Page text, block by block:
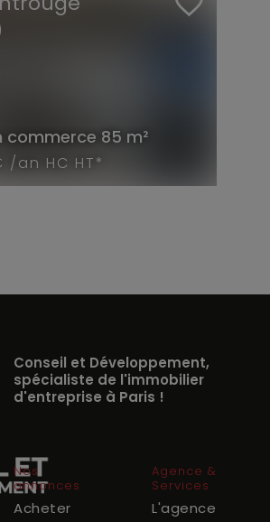
commerce 85 m²
/an HC HT*
Conseil et Développement,
spécialiste de l'immobilier
d'entreprise à Paris !
Nos
annonces
Acheter
Agence &
Services
L'agence